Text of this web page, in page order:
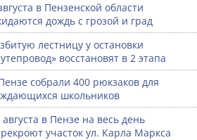
в Пензенской области
дождь с грозой и град
лестницу у остановки
восстановят в 2 этапа
собрали 400 рюкзаков для
школьников
августа в Пензе на весь день
участок ул. Карла Маркса